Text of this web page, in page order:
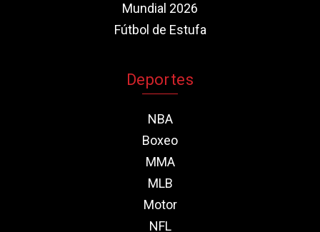
Mundial 2026
Fútbol de Estufa
Deportes
NBA
Boxeo
MMA
MLB
Motor
NFL